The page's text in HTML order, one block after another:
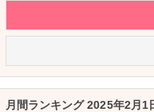
月間ランキング 2025年2月